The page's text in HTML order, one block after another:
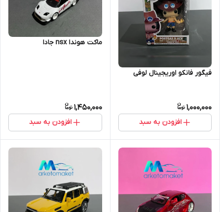
فیگور فانکو اوریجینال لوفی
1,000,000
افزودن به سبد
ماکت هوندا nsx جادا
1,450,000
افزودن به سبد